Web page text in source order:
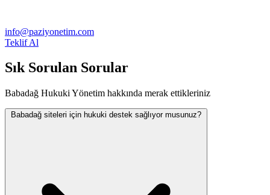
info@paziyonetim.com
Teklif Al
Sık Sorulan Sorular
Babadağ Hukuki Yönetim hakkında merak ettikleriniz
Babadağ siteleri için hukuki destek sağlıyor musunuz?